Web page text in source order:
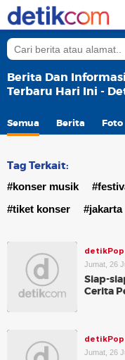
Berita Dan
Terbaru Hari Ini -
Semua Berita Foto
Tag Terkait:
#konser musik
#tiket konser
#jakarta
detikPop
Jumat, 26
Siap-
Cerita
detikPop
Jumat, 26